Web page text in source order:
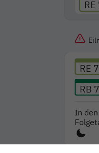
RE
RE
RB
In